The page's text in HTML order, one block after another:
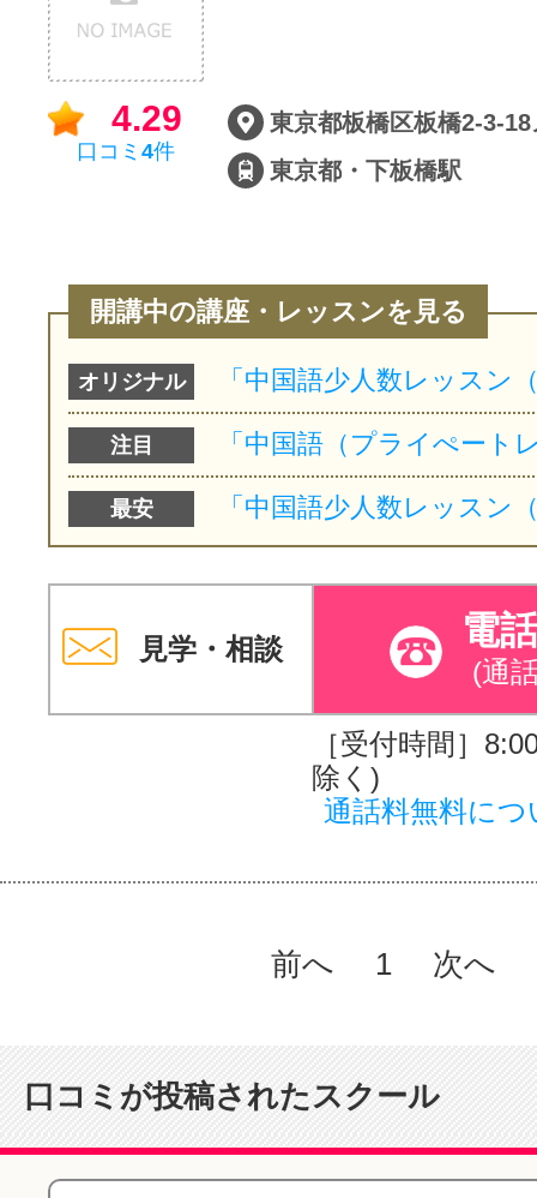
サイトマッ
4.29
口コミ 4件
東京都・下板橋駅
開講中の講座・レッスンを見る
オリジナル
注目
最安
見学・相談 電
(通
［受付時間］
除く)
通話料無料につ
前へ 1 次へ
口コミが投稿されたスクール